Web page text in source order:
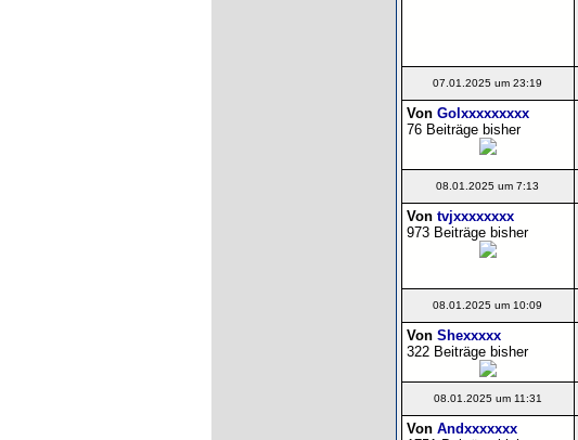
07.01.2025 um 23:19
Von Golxxxxxxxxx
76 Beiträge bisher
08.01.2025 um 7:13
Von tvjxxxxxxxx
973 Beiträge bisher
08.01.2025 um 10:09
Von Shexxxxx
322 Beiträge bisher
08.01.2025 um 11:31
Von Andxxxxxxx